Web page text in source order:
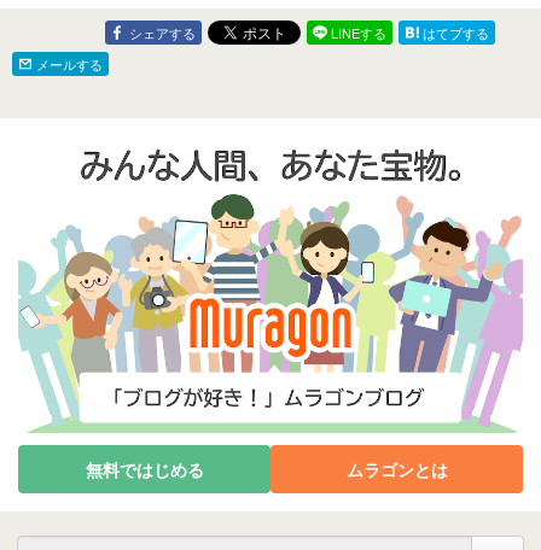
シェアする LINEする
はてブする
メールする
無料ではじめる ムラゴンとは